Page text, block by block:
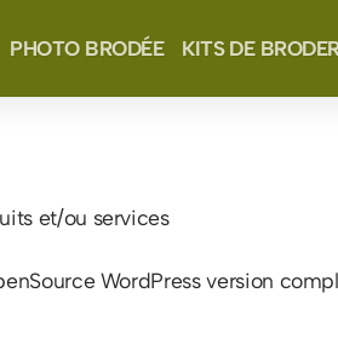
PHOTO BRODÉE KITS DE
et/ou services
WordPress version